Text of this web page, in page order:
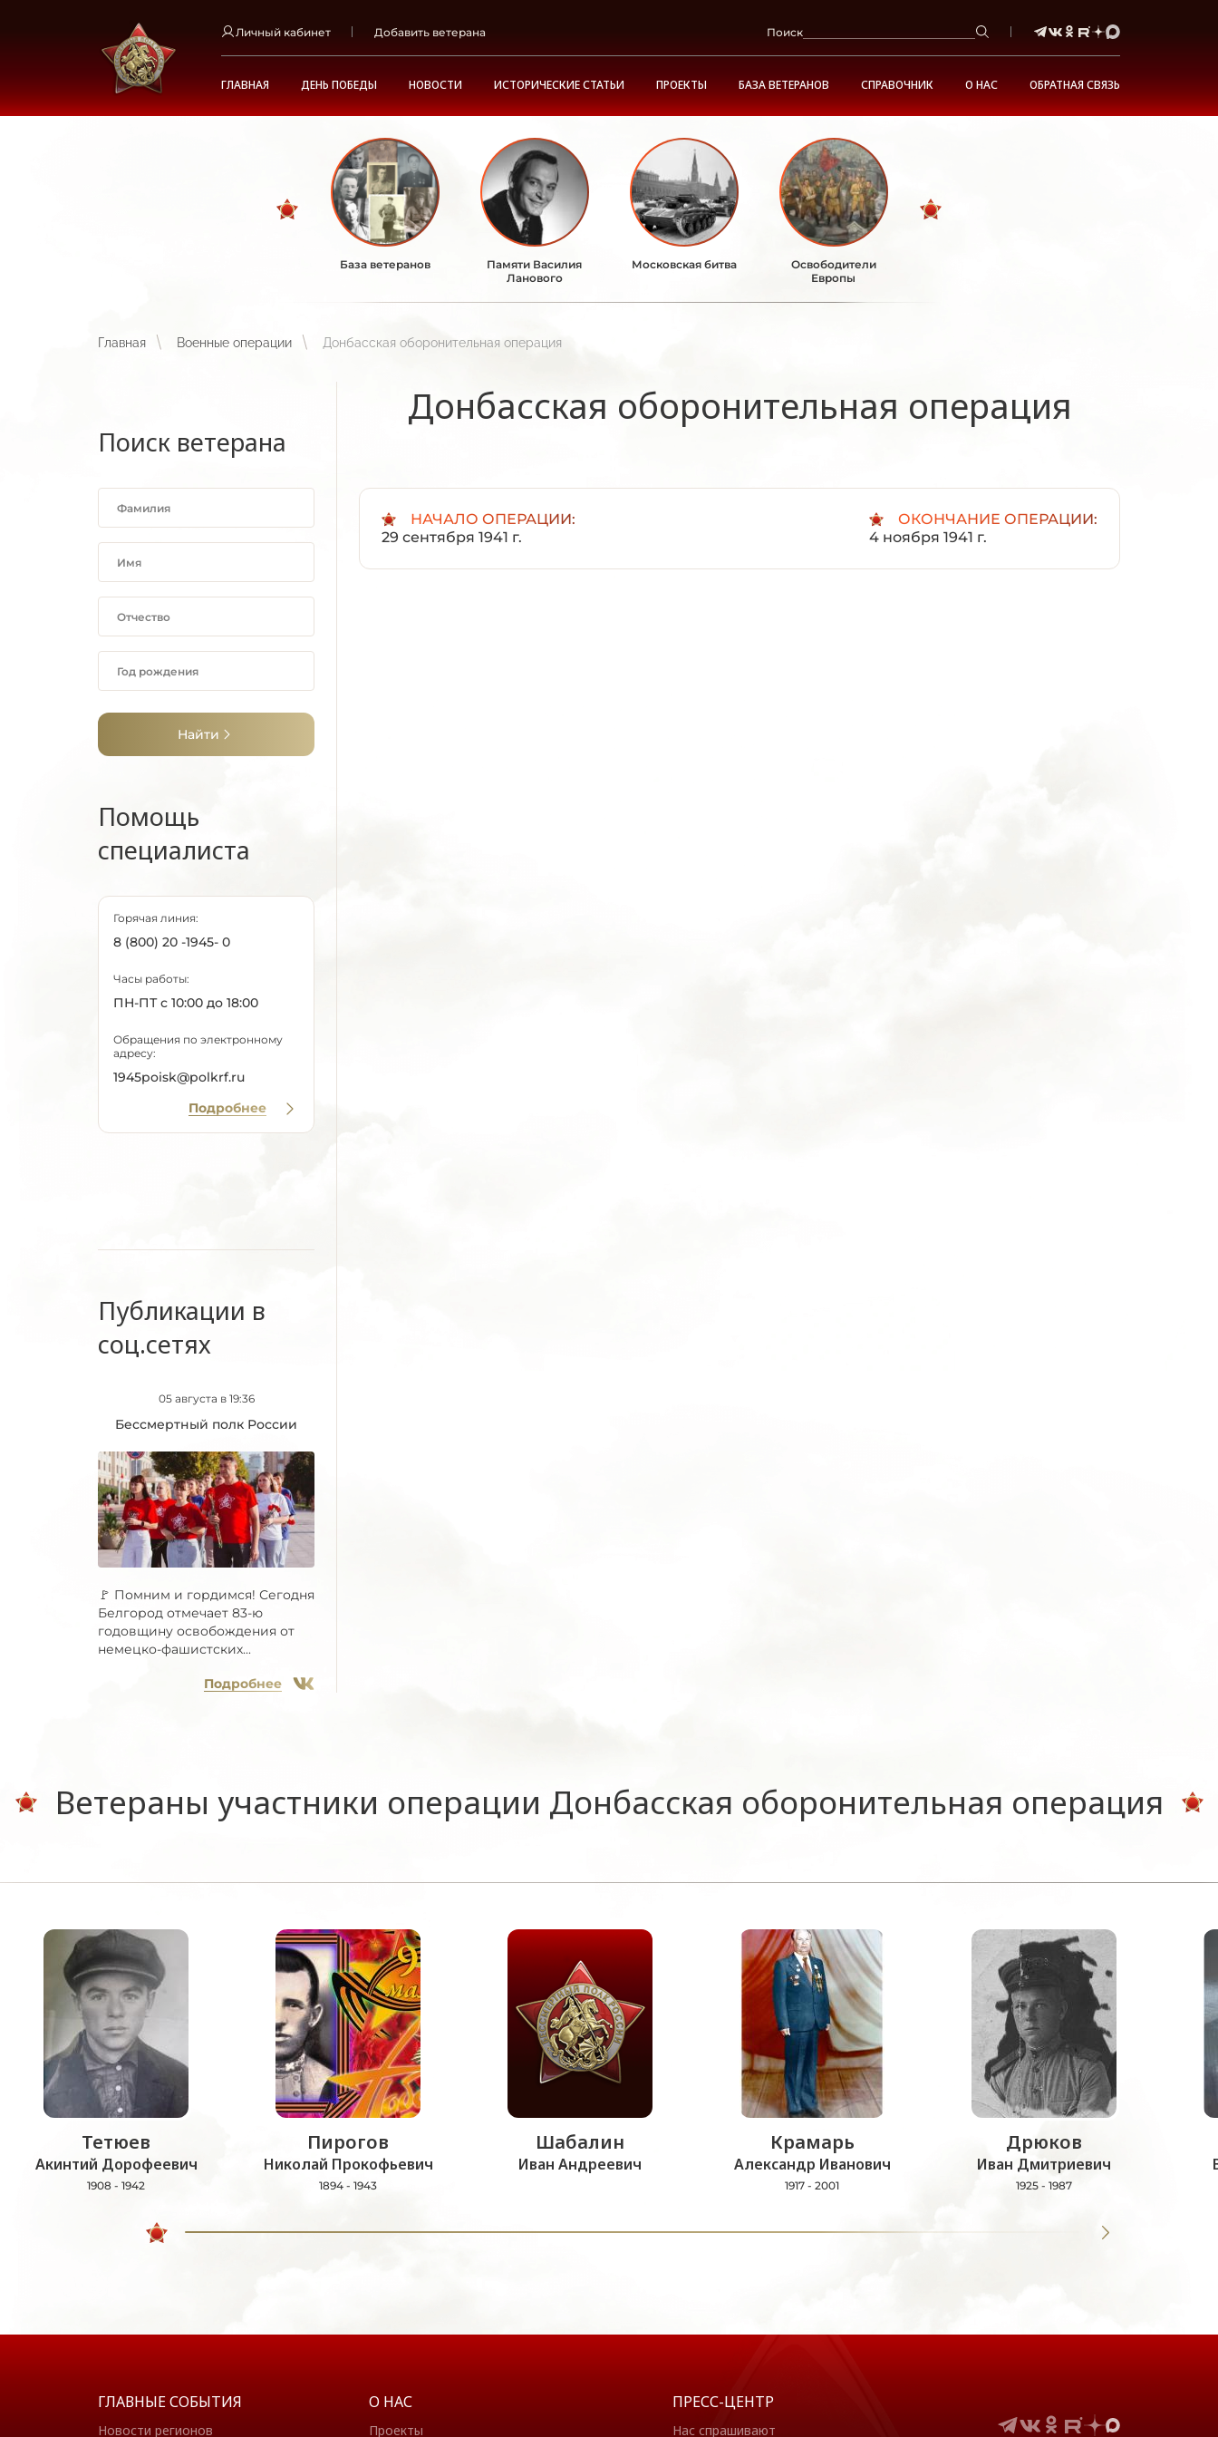
Личный кабинет Добавить ветерана Поиск
ГЛАВНАЯ ДЕНЬ ПОБЕДЫ НОВОСТИ ИСТОРИЧЕСКИЕ СТАТЬИ ПРОЕКТЫ БАЗА ВЕТЕРАНОВ СПРАВОЧНИК О НАС ОБРАТНАЯ СВЯЗЬ
База ветеранов
Памяти Василия
Ланового
Московская битва
Освободители
Европы
Главная Военные операции Донбасская оборонительная операция
Поиск ветерана
Найти
Помощь
специалиста
Горячая линия:
8 (800) 20 -1945- 0
Часы работы:
ПН-ПТ с 10:00 до 18:00
Обращения по электронному
адресу:
1945poisk@polkrf.ru
Подробнее
Публикации в
соц.сетях
05 августа в 19:36
Бессмертный полк России
🚩 Помним и гордимся! Сегодня
Белгород отмечает 83-ю
годовщину освобождения от
немецко-фашистских...
Подробнее
Донбасская оборонительная операция
НАЧАЛО ОПЕРАЦИИ:
29 сентября 1941 г.
ОКОНЧАНИЕ ОПЕРАЦИИ:
4 ноября 1941 г.
Ветераны участники операции Донбасская оборонительная операция
Тетюев
Акинтий Дорофеевич
1908 - 1942
Пирогов
Николай Прокофьевич
1894 - 1943
Шабалин
Иван Андреевич
Крамарь
Александр Иванович
1917 - 2001
Дрюков
Иван Дмитриевич
1925 - 1987
ГЛАВНЫЕ СОБЫТИЯ
Новости регионов
О НАС
Проекты
ПРЕСС-ЦЕНТР
Нас спрашивают